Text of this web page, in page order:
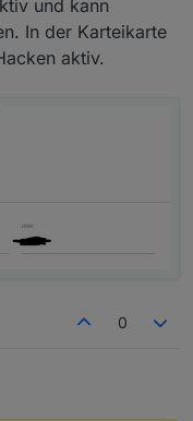
Changelog etc.
und kann
In der Karteikarte
aktiv.
0